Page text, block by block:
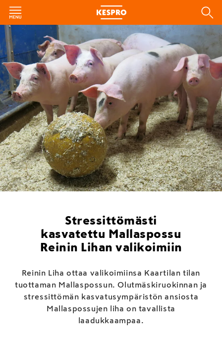
Stressittömästi
kasvatettu Mallaspossu
Reinin Lihan valikoimiin
Reinin Liha ottaa valikoimiinsa Kaartilan tilan
tuottaman Mallaspossun. Olutmäskiruokinnan ja
stressittömän kasvatusympäristön ansiosta
Mallaspossujen liha on tavallista
laadukkaampaa.